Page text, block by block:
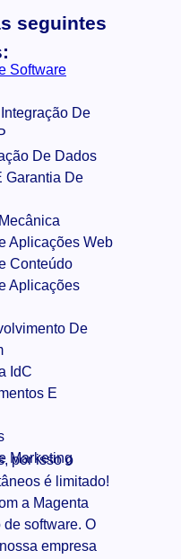
Software
De
De Dados
Garantia De
Aplicações Web
Conteúdo
Aplicações
De
IdC
E
Marketing
por isso o
é limitado!
a Magenta
software. O
empresa
seguintes